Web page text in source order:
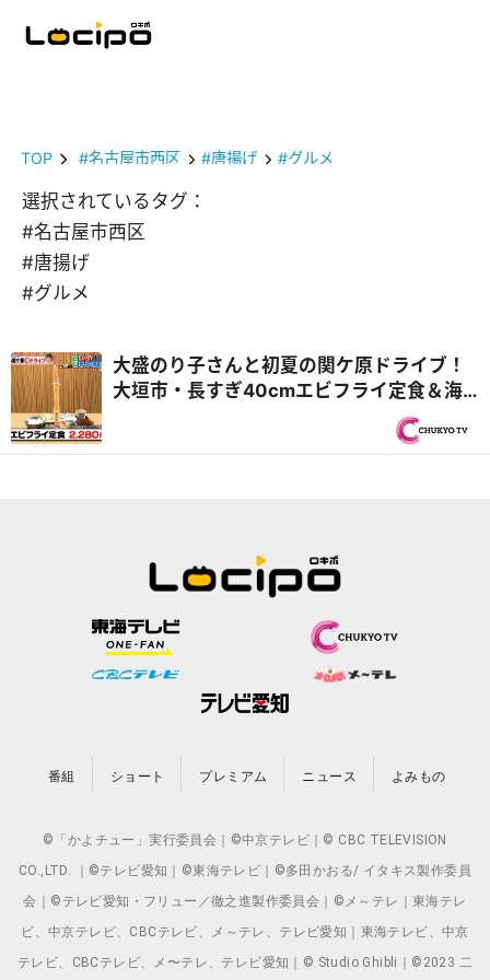
TOP #名古屋市西区 #唐揚げ #グルメ
選択されているタグ：
#名古屋市西区
#唐揚げ
#グルメ
大盛のり子さんと初夏の関ケ原ドライブ！
大垣市・長すぎ40cmエビフライ定食＆海
津市・飛騨牛中華食べ放題！？『PS純金
番組 ショート プレミアム ニュース よみもの
©「かよチュー」実行委員会｜©中京テレビ｜© CBC TELEVISION
CO.,LTD. ｜©テレビ愛知｜©東海テレビ｜©多田かおる/ イタキス製作委員
会｜©テレビ愛知・フリュー／徹之進製作委員会｜©メ～テレ｜東海テレ
ビ、中京テレビ、CBCテレビ、メ～テレ、テレビ愛知｜東海テレビ、中京
テレビ、CBCテレビ、メ〜テレ、テレビ愛知｜© Studio Ghibli｜©2023 二